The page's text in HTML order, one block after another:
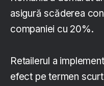
asigură scăderea
companiei cu 20%.
Retailerul a
efect pe termen